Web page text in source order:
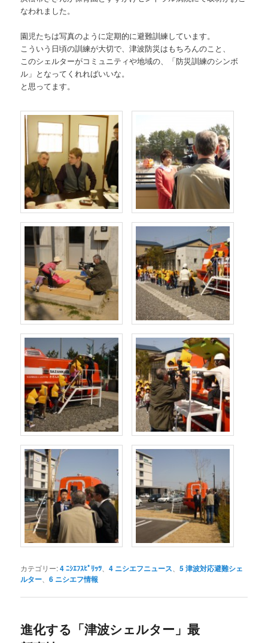
なわれました。
園児たちは写真のように定期的に避難訓練しています。
こういう日頃の訓練が大切で、津波防災はもちろんのこと、
このシェルターがコミュニティや地域の、「防災訓練のシンボ
ル」となってくれればいいな。
と思ってます。
カテゴリー:4 ﾆｼｴﾌｽﾋﾟﾘｯﾂ 、4 ニシエフニュース 、5 津波対応避難シェ
ルター 、6 ニシエフ情報
進化する「津波シェルター」最